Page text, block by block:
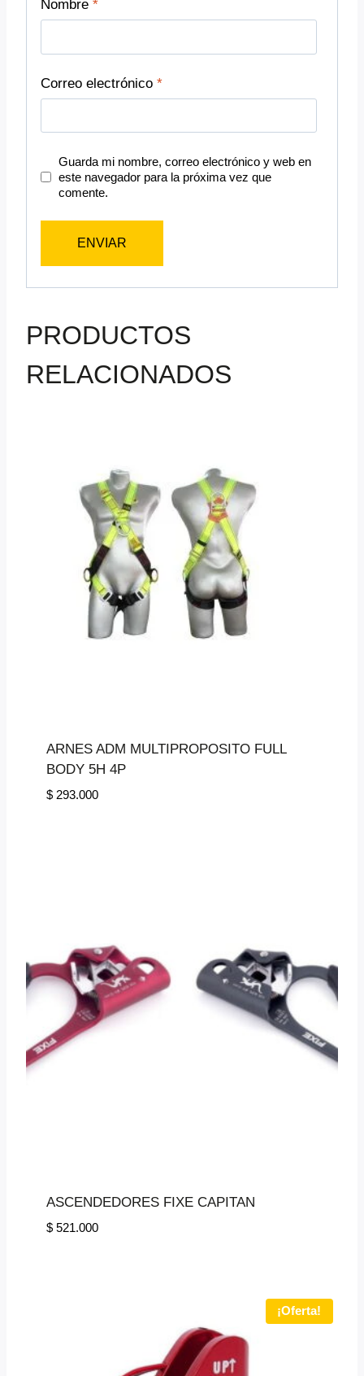
Nombre *
Correo electrónico *
Guarda mi nombre, correo electrónico y web en
este navegador para la próxima vez que
comente.
PRODUCTOS
RELACIONADOS
ARNES ADM MULTIPROPOSITO FULL
BODY 5H 4P
$293.000
ASCENDEDORES FIXE CAPITAN
$521.000
¡Oferta!